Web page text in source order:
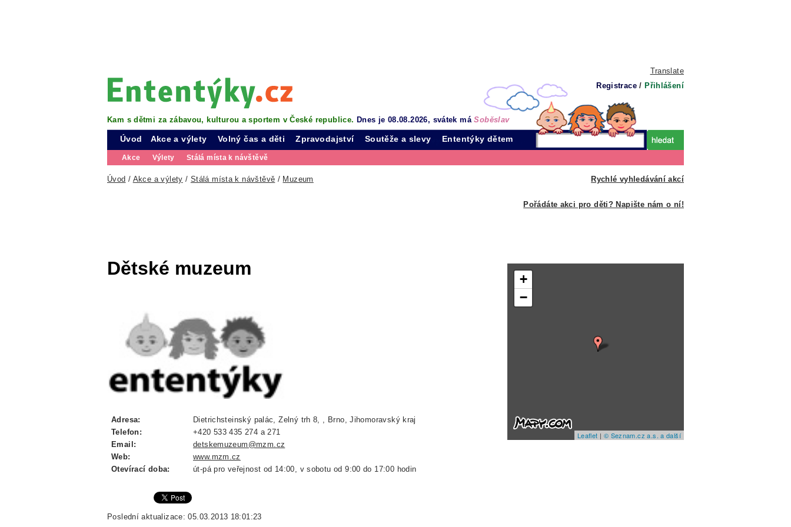
Translate
Registrace / Přihlášení
Kam s dětmi za zábavou, kulturou a sportem v České republice. Dnes je 08.08.2026, svátek máSoběslav
Úvod Akce a výlety
Akce Výlety Stálá místa k návštěvě
Volný čas a děti Zpravodajství Soutěže a slevy Ententýky dětem
Rychlé vyhledávání akcí
Úvod / Akce a výlety / Stálá místa k návštěvě / Muzeum
Pořádáte akci pro děti? Napište nám o ní!
Dětské muzeum
Adresa:
Dietrichsteinský palác, Zelný trh 8, , Brno, Jihomoravský kraj
Telefon:
+420 533 435 274 a 271
Email:
detskemuzeum@mzm.cz
Web:
www.mzm.cz
Otevírací doba:
út-pá pro veřejnost od 14:00, v sobotu od 9:00 do 17:00 hodin
Poslední aktualizace: 05.03.2013 18:01:23
+
−
Leaflet | © Seznam.cz a.s. a další